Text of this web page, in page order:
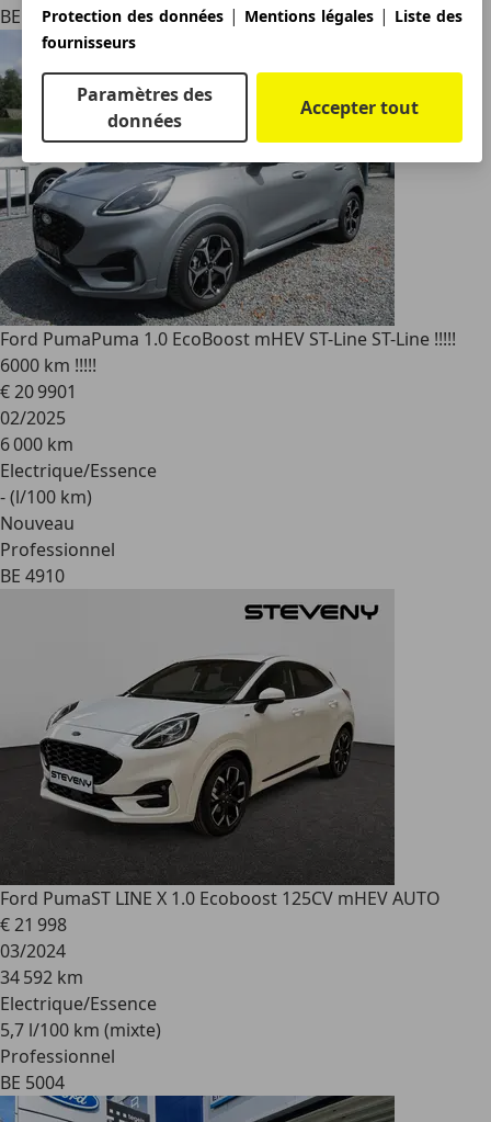
Protection des données | Mentions légales | Liste des
fournisseurs
Paramètres des
données
Accepter tout
BE 5004
Ford PumaPuma 1.0 EcoBoost mHEV ST-Line ST-Line !!!!!
6000 km !!!!!
€ 20 9901
02/2025
6 000 km
Electrique/Essence
- (l/100 km)
Nouveau
Professionnel
BE 4910
Ford PumaST LINE X 1.0 Ecoboost 125CV mHEV AUTO
€ 21 998
03/2024
34 592 km
Electrique/Essence
5,7 l/100 km (mixte)
Professionnel
BE 5004